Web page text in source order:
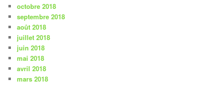
octobre 2018
septembre 2018
août 2018
juillet 2018
juin 2018
mai 2018
avril 2018
mars 2018